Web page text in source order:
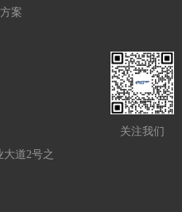
案
道2号之
关注我们